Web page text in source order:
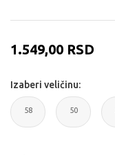
1.549,00 RSD
Izaberi veličinu:
58 50